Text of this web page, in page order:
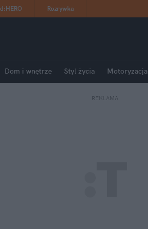
:HERO Rozrywka
Dom i wnętrze Styl życia Motoryzacja
REKLAMA